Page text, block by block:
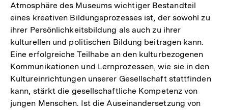
Atmosphäre des Museums wichtiger Bestandteil
eines kreativen Bildungsprozesses ist, der sowohl zu
ihrer Persönlichkeitsbildung als auch zu ihrer
kulturellen und politischen Bildung beitragen kann.
Eine erfolgreiche Teilhabe an den kulturbezogenen
Kommunikationen und Lernprozessen, wie sie in den
Kultureinrichtungen unserer Gesellschaft stattfinden
kann, stärkt die gesellschaftliche Kompetenz von
jungen Menschen. Ist die Auseinandersetzung von